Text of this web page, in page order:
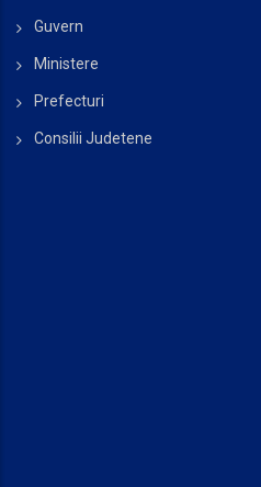
Guvern
Ministere
Prefecturi
Consilii Judetene